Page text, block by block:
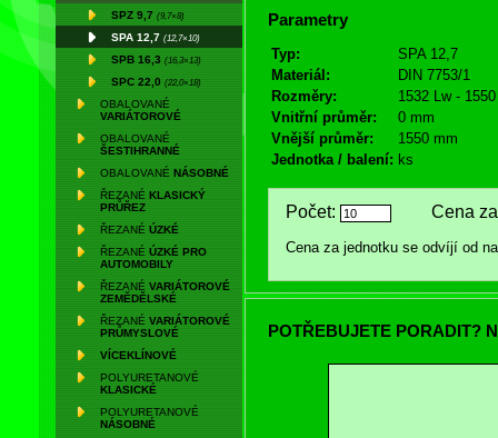
SPZ 9,7 (9,7×8)
SPA 12,7 (12,7×10)
SPB 16,3 (16,3×13)
SPC 22,0 (22,0×18)
OBALOVANÉ
VARIÁTOROVÉ
OBALOVANÉ
ŠESTIHRANNÉ
OBALOVANÉ NÁSOBNÉ
ŘEZANÉ KLASICKÝ
PRŮŘEZ
ŘEZANÉ ÚZKÉ
ŘEZANÉ ÚZKÉ PRO
AUTOMOBILY
ŘEZANÉ VARIÁTOROVÉ
ZEMĚDĚLSKÉ
ŘEZANÉ VARIÁTOROVÉ
PRŮMYSLOVÉ
VÍCEKLÍNOVÉ
POLYURETANOVÉ
KLASICKÉ
POLYURETANOVÉ
NÁSOBNÉ
Parametry
Typ:
SPA 12,7
Materiál:
DIN 7753/1
Rozměry:
1532 Lw -
Vnitřní průměr:
0 mm
Vnější průměr:
1550 mm
Jednotka / balení: ks
Počet: Cena za
Cena za jednotku se odvíjí od
POTŘEBUJETE PORADIT?